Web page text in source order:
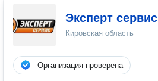
Эксперт сервис
Кировская область
Организация проверена